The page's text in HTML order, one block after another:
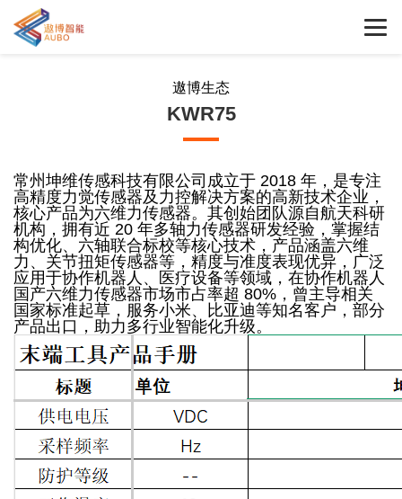
遨博生态
KWR75
常州坤维传感科技有限公司成立于 2018 年，是专注
高精度力觉传感器及力控解决方案的高新技术企业，
核心产品为六维力传感器。其创始团队源自航天科研
机构，拥有近 20 年多轴力传感器研发经验，掌握结
构优化、六轴联合标校等核心技术，产品涵盖六维
力、关节扭矩传感器等，精度与准度表现优异，广泛
应用于协作机器人、医疗设备等领域，在协作机器人
国产六维力传感器市场市占率超 80%，曾主导相关
国家标准起草，服务小米、比亚迪等知名客户，部分
产品出口，助力多行业智能化升级。